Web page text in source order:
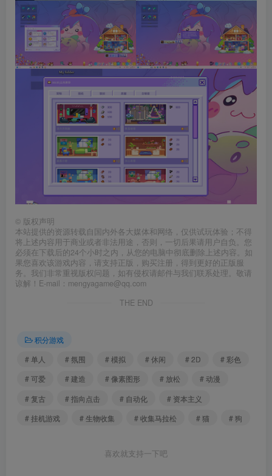
© 版权声明
本站提供的资源转载自国内外各大媒体和网络，仅供试玩体验；不得
将上述内容用于商业或者非法用途，否则，一切后果请用户自负。您
必须在下载后的24个小时之内，从您的电脑中彻底删除上述内容。如
果您喜欢该游戏内容，请支持正版，购买注册，得到更好的正版服
务。我们非常重视版权问题，如有侵权请邮件与我们联系处理。敬请
谅解！E-mail：mengyagame@qq.com
THE END
积分游戏
# 单人
# 氛围 # 模拟 # 休闲 # 2D
# 彩色
# 可爱
# 建造 # 像素图形 # 放松
# 动漫
# 复古
# 指向点击 # 自动化
# 资本主义
# 挂机游戏
# 生物收集 # 收集马拉松 # 猫 # 狗
喜欢就支持一下吧